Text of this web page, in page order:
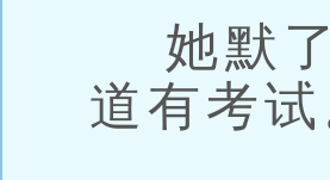
她默了
道有考试